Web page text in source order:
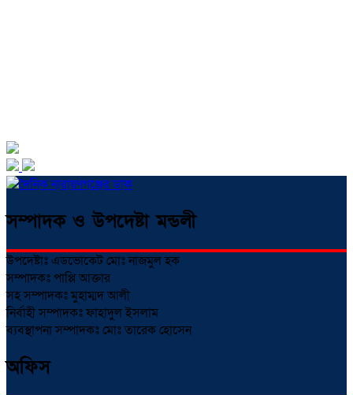
সম্পাদক ও উপদেষ্টা মন্ডলী
উপদেষ্টাঃ এডভোকেট মোঃ নাজমুল হক
সম্পাদকঃ পাপ্পি আক্তার
সহ সম্পাদকঃ মুহাম্মদ আলী
নির্বাহী সম্পাদকঃ ফাহাদুল ইসলাম
ব্যবস্থাপনা সম্পাদকঃ মোঃ তারেক হোসেন
অফিস